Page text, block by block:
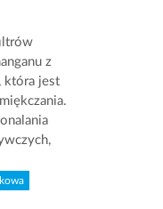
z
która jest